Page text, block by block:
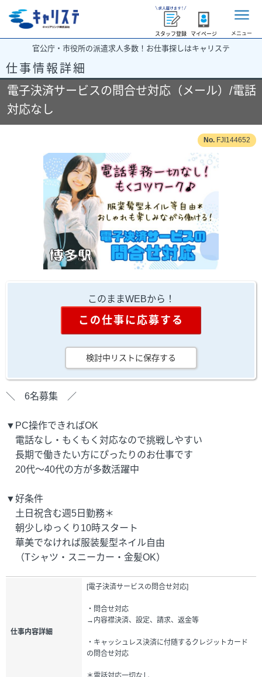
スタッフ登録 マイページ メニュー
官公庁・市役所の派遣求人多数！お仕事探しはキャリステ
仕事情報詳細
電子決済サービスの問合せ対応（メール）/電話
対応なし
FJI144652
このままWEBから！
この仕事に応募する
検討中リストに保存する
＼ 6名募集 ／
▼PC操作できればOK
電話なし・もくもく対応なので挑戦しやすい
長期で働きたい方にぴったりのお仕事です
20代～40代の方が多数活躍中
▼好条件
土日祝含む週5日勤務＊
朝少しゆっくり10時スタート
華美でなければ服装髪型ネイル自由
（Tシャツ・スニーカー・金髪OK）
仕事内容詳細
[電子決済サービスの問合せ対応]
・問合せ対応
→内容襟決済、設定、請求、返金等
・キャッシュレス決済に付随するクレジットカード
の問合せ対応